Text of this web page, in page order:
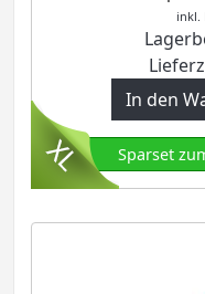
inkl.
In den
Sparset